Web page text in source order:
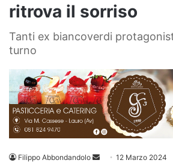
ritrova il sorriso
Tanti ex biancoverdi
turno
Filippo Abbondandolo
Invia 12 Marzo 2024